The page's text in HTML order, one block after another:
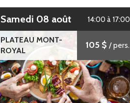
samedi 08 août 14:00 à 17:00
PLATEAU MONT-
ROYAL
105 $ / pers.